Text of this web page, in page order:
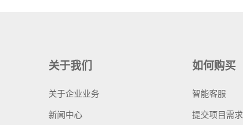
关于我们
关于企业业务
新闻中心
如何购买
智能客服
提交项目需求